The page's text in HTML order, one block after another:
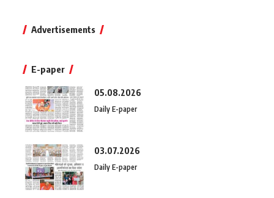
Advertisements
E-paper
05.08.2026
Daily E-paper
03.07.2026
Daily E-paper